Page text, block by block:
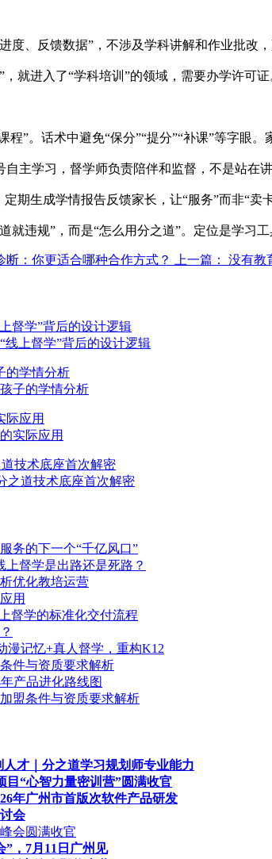
度、反馈数据”，不涉及学科讲解和作业批改
就进入了“学科培训”的领域，需要办学许可证
程”。话术中避免“保分”“提分”“补课”等字眼
主学习，督学师负责陪伴和监督，不是站在
期生成学情报告反馈家长，让“服务”而非“卖
就违规”，而是“怎么用分之道”。定位是学
：你更适合哪种合作方式？ 上一篇： 没有
上督学”背后的设计逻辑
子的学情分析
实际应用
之道技术底座首次解密
务的下一个“千亿风口”
督学是出路还是死路？
优化教培运营
用
学的标准化交付流程
漫记忆+真人督学，重构K12
件与资质要求解析
产品进化路线图
盟条件与资质要求解析
才｜分之道学习规划师专业能力
目“心智力量密训营”圆满收官
年广州市首版次软件产品研发
会
会圆满收官
”，7月11日广州见